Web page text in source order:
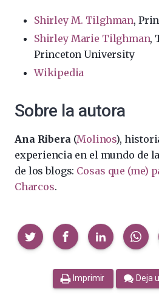
Shirley M. Tilghman,
Shirley Marie Tilghman,
Princeton University
Wikipedia
Sobre la autora
Ana Ribera(Molinos),
experiencia en el mundo de
de los blogs: Cosas que (me)
Charcos.
Compartir
Imprimir Deja